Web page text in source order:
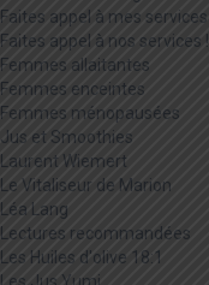
Faites appel à mes services
Faites appel à nos services !
Femmes allaitantes
Femmes enceintes
Femmes ménopausées
Jus et Smoothies
Laurent Wiemert
Le Vitaliseur de Marion
Léa Lang
Lectures recommandées
Les Huiles d'olive 18:1